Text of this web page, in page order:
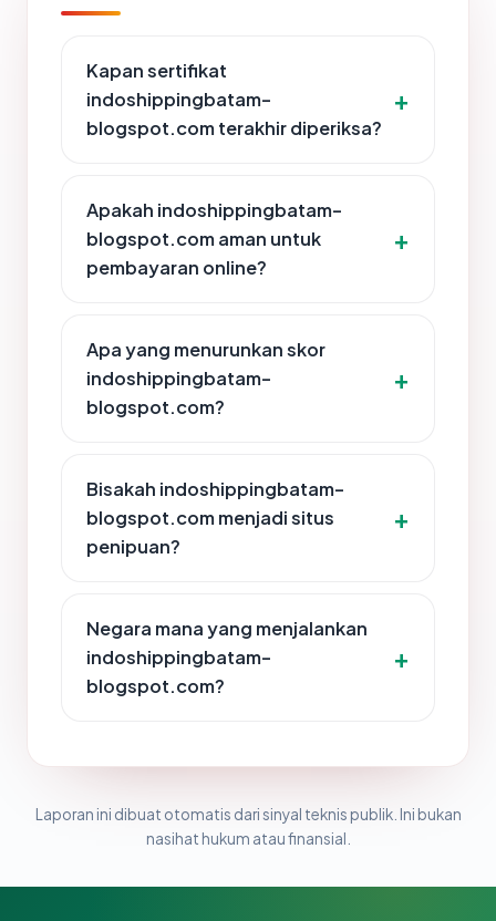
Kapan sertifikat
indoshippingbatam-
blogspot.com terakhir diperiksa?
Apakah indoshippingbatam-
blogspot.com aman untuk
pembayaran online?
Apa yang menurunkan skor
indoshippingbatam-
blogspot.com?
Bisakah indoshippingbatam-
blogspot.com menjadi situs
penipuan?
Negara mana yang menjalankan
indoshippingbatam-
blogspot.com?
Laporan ini dibuat otomatis dari sinyal teknis publik. Ini bukan
nasihat hukum atau finansial.